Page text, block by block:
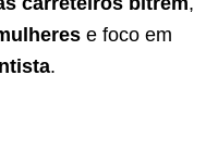
e foco em
.